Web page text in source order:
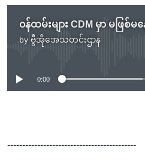
by ဗွီအိုအေသတင်းဌာန
No media source
0:00
-------------------------------------------